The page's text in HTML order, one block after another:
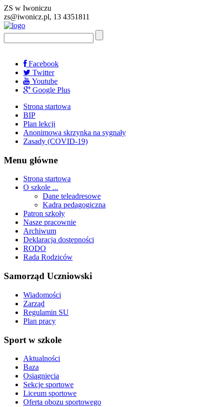
ZS w Iwoniczu
zs@iwonicz.pl, 13 4351811
Facebook
Twitter
Youtube
Google Plus
Strona startowa
BIP
Plan lekcji
Anonimowa skrzynka na sygnały
Zasady (COVID-19)
Menu główne
Strona startowa
O szkole ...
Dane teleadresowe
Kadra pedagogiczna
Patron szkoły
Nasze pracownie
Archiwum
Deklaracja dostępności
RODO
Rada Rodziców
Samorząd Uczniowski
Wiadomości
Zarząd
Regulamin SU
Plan pracy
Sport w szkole
Aktualności
Baza
Osiągnięcia
Sekcje sportowe
Liceum sportowe
Oferta obozu sportowego